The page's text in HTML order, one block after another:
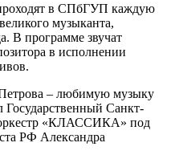
в СПбГУП каждую
музыканта,
В программе звучат
в исполнении
– любимую музыку
Государственный Санкт-
«КЛАССИКА» под
РФ Александра